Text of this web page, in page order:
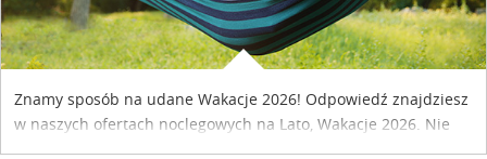
Znamy sposób na udane Wakacje 2026! Odpowiedź znajdziesz
w naszych ofertach noclegowych na Lato, Wakacje 2026. Nie
zwlekaj atrakcyjne noclegi czekają...